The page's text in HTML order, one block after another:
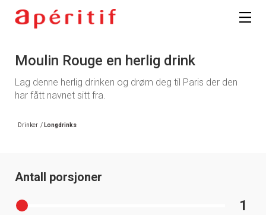
Moulin Rouge en herlig drink
Lag denne herlig drinken og drøm deg til Paris der den
har fått navnet sitt fra.
Drinker / Longdrinks
Antall porsjoner
1